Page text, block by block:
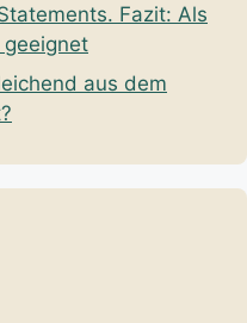
Fazit: Als
aus dem